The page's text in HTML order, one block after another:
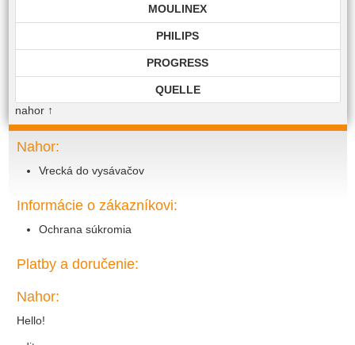
MOULINEX
PHILIPS
PROGRESS
QUELLE
SIEMENS
nahor↑
Nahor:
Vrecká do vysávačov
Informácie o zákazníkovi:
Ochrana súkromia
Platby a doručenie:
Nahor:
Hello!